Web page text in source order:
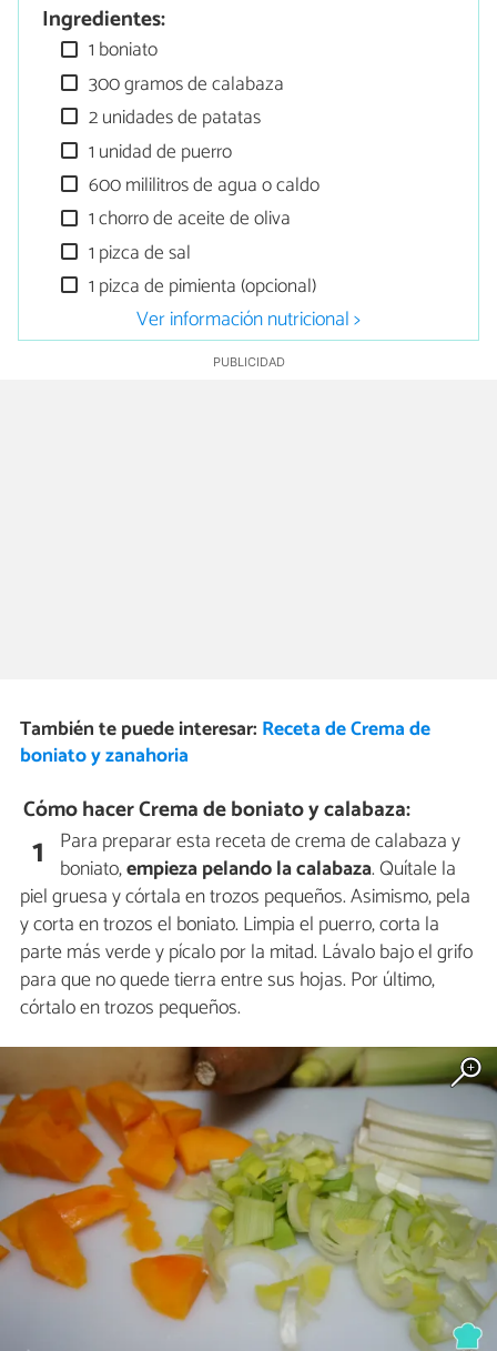
Ingredientes:
1 boniato
300 gramos de calabaza
2 unidades de patatas
1 unidad de puerro
600 mililitros de agua o caldo
1 chorro de aceite de oliva
1 pizca de sal
1 pizca de pimienta (opcional)
Ver información nutricional >
También te puede interesar: Receta de Crema de
boniato y zanahoria
Cómo hacer Crema de boniato y calabaza:
1 Para preparar esta receta de crema de calabaza y
boniato,empieza pelando la calabaza. Quítale la
piel gruesa y córtala en trozos pequeños. Asimismo, pela
y corta en trozos el boniato. Limpia el puerro, corta la
parte más verde y pícalo por la mitad. Lávalo bajo el grifo
para que no quede tierra entre sus hojas. Por último,
córtalo en trozos pequeños.